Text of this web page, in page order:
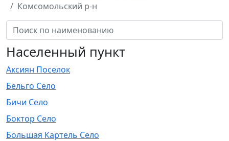
Комсомольский р-н
Населенный пункт
Аксиян Поселок
Бельго Село
Бичи Село
Боктор Село
Большая Картель Село